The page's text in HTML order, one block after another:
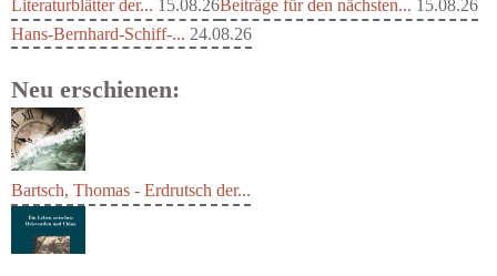
Literaturblätter der... 15.08.26Beiträge für den nächsten... 15.08.26
Hans-Bernhard-Schiff-... 24.08.26
Neu erschienen:
Bartsch, Thomas - Erdrutsch der...